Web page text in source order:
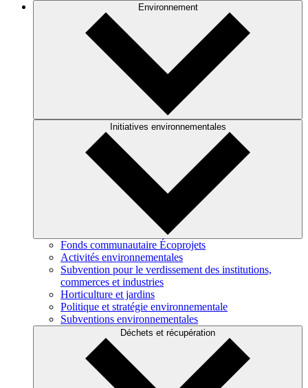
Environnement
Initiatives environnementales
Fonds communautaire Écoprojets
Activités environnementales
Subvention pour le verdissement des institutions,
commerces et industries
Horticulture et jardins
Politique et stratégie environnementale
Subventions environnementales
Déchets et récupération